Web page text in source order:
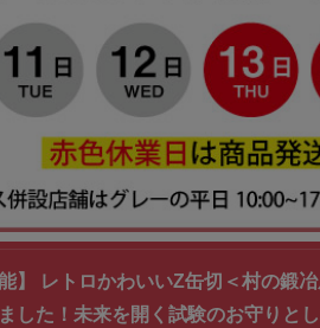
能】 レトロかわいいZ缶切＜村の鍛
した！未来を開く試験のお守りと